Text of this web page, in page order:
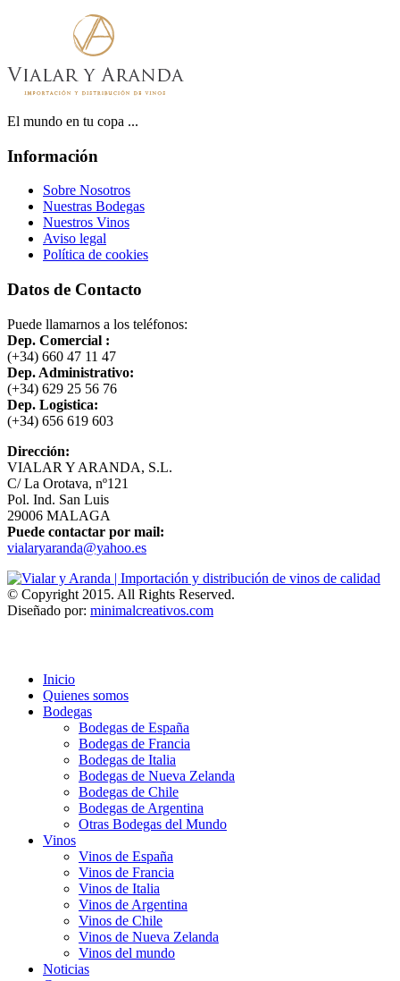
El mundo en tu copa ...
Información
Sobre Nosotros
Nuestras Bodegas
Nuestros Vinos
Aviso legal
Política de cookies
Datos de Contacto
Puede llamarnos a los teléfonos:
Dep. Comercial :
(+34) 660 47 11 47
Dep. Administrativo:
(+34) 629 25 56 76
Dep. Logistica:
(+34) 656 619 603
Dirección:
VIALAR Y ARANDA, S.L.
C/ La Orotava, nº121
Pol. Ind. San Luis
29006 MALAGA
Puede contactar por mail:
vialaryaranda@yahoo.es
© Copyright 2015. All Rights Reserved.
Diseñado por: minimalcreativos.com
Inicio
Quienes somos
Bodegas
Bodegas de España
Bodegas de Francia
Bodegas de Italia
Bodegas de Nueva Zelanda
Bodegas de Chile
Bodegas de Argentina
Otras Bodegas del Mundo
Vinos
Vinos de España
Vinos de Francia
Vinos de Italia
Vinos de Argentina
Vinos de Chile
Vinos de Nueva Zelanda
Vinos del mundo
Noticias